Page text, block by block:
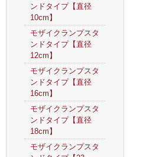
ンドタイプ【直径
10cm】
モザイクランプスタ
ンドタイプ【直径
12cm】
モザイクランプスタ
ンドタイプ【直径
16cm】
モザイクランプスタ
ンドタイプ【直径
18cm】
モザイクランプスタ